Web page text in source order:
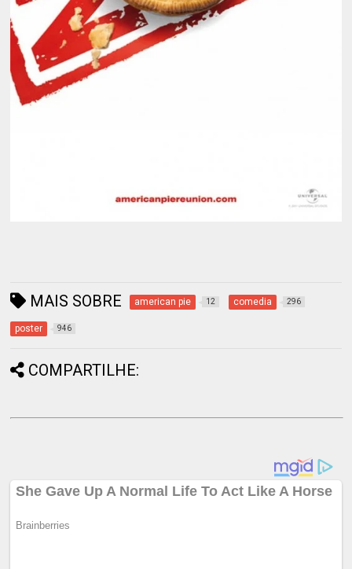
MAIS SOBRE american pie 12 comedia 296
poster 946
COMPARTILHE: